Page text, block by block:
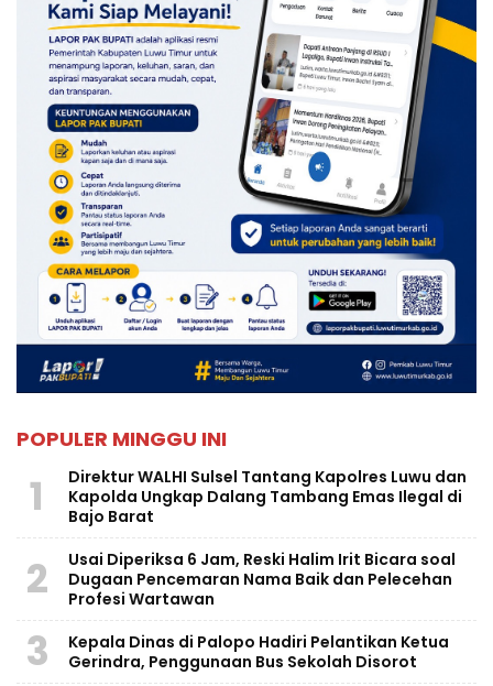
POPULER MINGGU INI
1
Direktur WALHI Sulsel Tantang Kapolres Luwu dan
Kapolda Ungkap Dalang Tambang Emas Ilegal di
Bajo Barat
2
Usai Diperiksa 6 Jam, Reski Halim Irit Bicara soal
Dugaan Pencemaran Nama Baik dan Pelecehan
Profesi Wartawan
3
Kepala Dinas di Palopo Hadiri Pelantikan Ketua
Gerindra, Penggunaan Bus Sekolah Disorot